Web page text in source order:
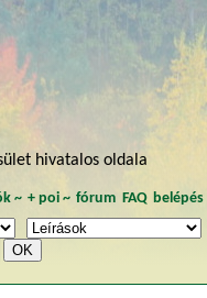
hivatalos oldala
~ + poi~ fórum FAQ belépés